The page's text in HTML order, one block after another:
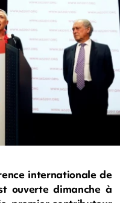
internationale de
ouverte dimanche à